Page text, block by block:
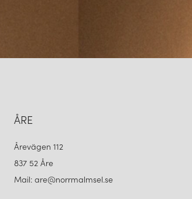
ÅRE
Årevägen 112
837 52 Åre
Mail: are@norrmalmsel.se